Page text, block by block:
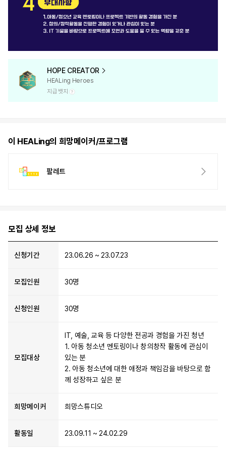
HOPE CREATOR
HEALing Heroes
지급 뱃지
이 HEALing의 희망메이커/프로그램
팔레트
모집 상세 정보
신청기간 23.06.26 ~ 23.07.23
모집인원 30명
신청인원 30명
모집대상
IT, 예술, 교육 등 다양한 전공과 경험을 가진 청년
1. 아동 청소년 멘토링이나 창의창작 활동에 관심이
있는 분
2. 아동 청소년에 대한 애정과 책임감을 바탕으로 함
께 성장하고 싶은 분
희망메이커 희망스튜디오
활동일 23.09.11 ~ 24.02.29